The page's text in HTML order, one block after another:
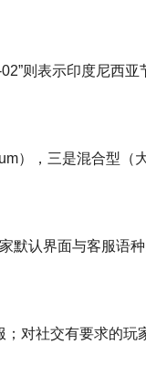
则表示印度尼西
），三是混合型（
默认界面与客服语
对社交有要求的